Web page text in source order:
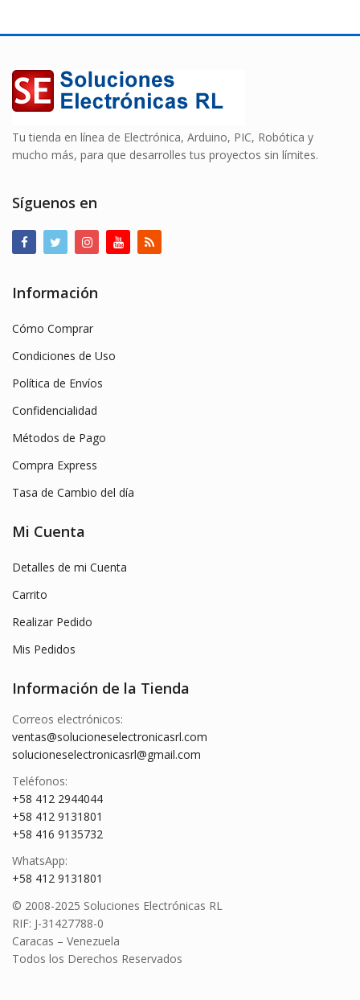
Tu tienda en línea de Electrónica, Arduino, PIC, Robótica y
mucho más, para que desarrolles tus proyectos sin límites.
Síguenos en
Información
Cómo Comprar
Condiciones de Uso
Política de Envíos
Confidencialidad
Métodos de Pago
Compra Express
Tasa de Cambio del día
Mi Cuenta
Detalles de mi Cuenta
Carrito
Realizar Pedido
Mis Pedidos
Información de la Tienda
Correos electrónicos:
ventas@solucioneselectronicasrl.com
solucioneselectronicasrl@gmail.com
Teléfonos:
+58 412 2944044
+58 412 9131801
+58 416 9135732
WhatsApp:
+58 412 9131801
© 2008-2025 Soluciones Electrónicas RL
RIF: J-31427788-0
Caracas – Venezuela
Todos los Derechos Reservados